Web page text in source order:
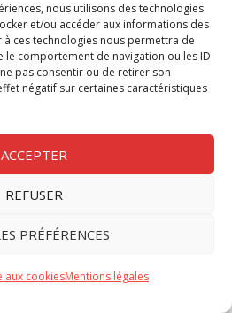
nous utilisons des technologies
et/ou accéder aux informations des
ces technologies nous permettra de
comportement de navigation ou les ID
pas consentir ou de retirer son
négatif sur certaines caractéristiques
ACCEPTER
REFUSER
PRÉFÉRENCES
aux cookiesMentions légales
recrute un régisseur
et/ou chapiteau (h/f)